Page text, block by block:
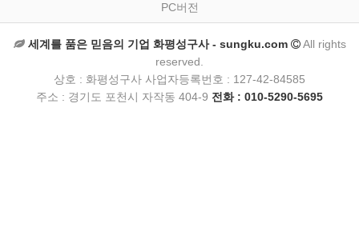
PC버전
세계를 품은 믿음의 기업 화평성구사 - sungku.com
All rights
reserved.
상호 : 화평성구사 사업자등록번호 : 127-42-84585
주소 : 경기도 포천시 자작동 404-9 전화 : 010-5290-5695